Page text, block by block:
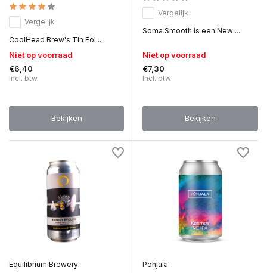
Vergelijk
CoolHead Brew's Tin Foi...
Niet op voorraad
€6,40
Incl. btw
Bekijken
Vergelijk
Soma Smooth is een New ...
Niet op voorraad
€7,30
Incl. btw
Bekijken
Equilibrium Brewery Pohjala